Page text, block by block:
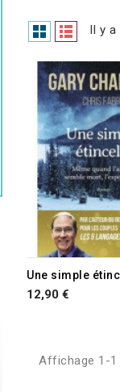
Il y a
Une simple
12,90 €
Affichage 1-1